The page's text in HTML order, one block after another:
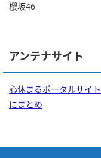
櫻坂46
アンテナサイト
心休まるポータルサイト
にまとめ